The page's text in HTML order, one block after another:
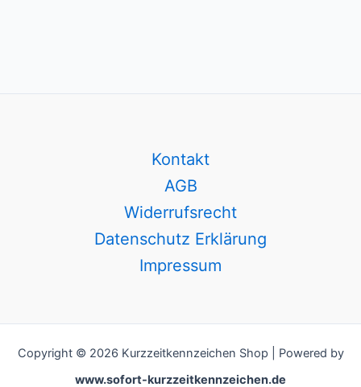
Kontakt
AGB
Widerrufsrecht
Datenschutz Erklärung
Impressum
Copyright © 2026 Kurzzeitkennzeichen Shop | Powered by
www.sofort-kurzzeitkennzeichen.de